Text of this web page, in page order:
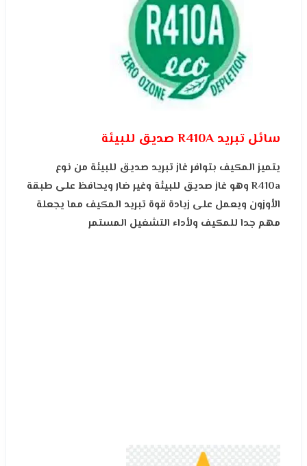
سائل تبريد R410A صديق للبيئة
يتميز المكيف بتوافر غاز تبريد صديق للبيئة من نوع
R410a وهو غاز صديق للبيئة وغير ضار ويحافظ على طبقة
الأوزون ويعمل على زيادة قوة تبريد المكيف مما يجعلة
مهم جدا للمكيف ولأداء التشغيل المستمر